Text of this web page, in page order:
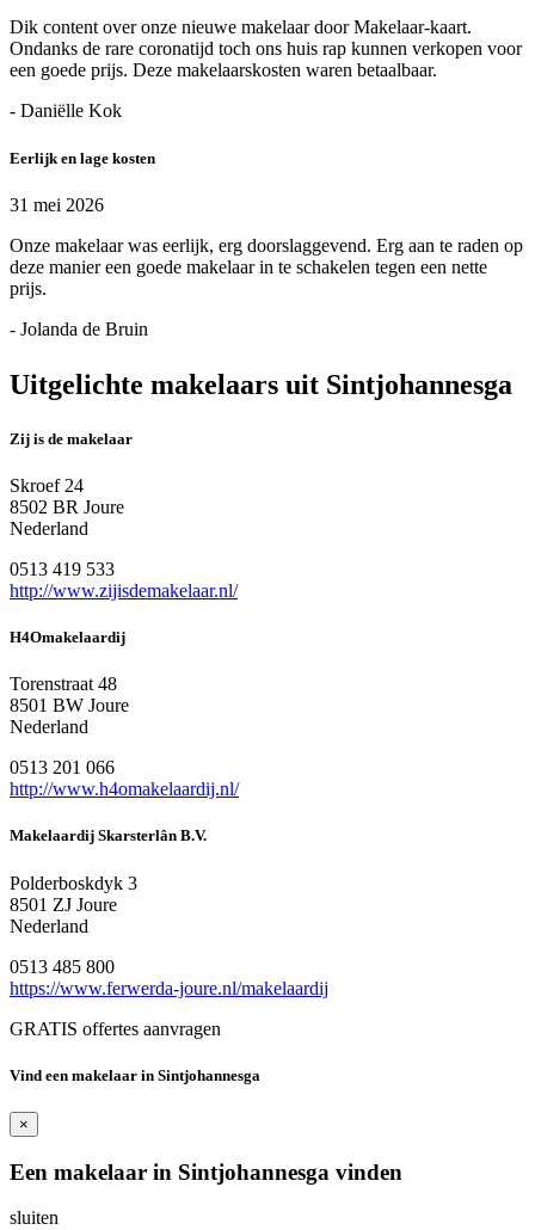
Dik content over onze nieuwe makelaar door Makelaar-kaart.
Ondanks de rare coronatijd toch ons huis rap kunnen verkopen voor
een goede prijs. Deze makelaarskosten waren betaalbaar.
- Daniëlle Kok
Eerlijk en lage kosten
31 mei 2026
Onze makelaar was eerlijk, erg doorslaggevend. Erg aan te raden op
deze manier een goede makelaar in te schakelen tegen een nette
prijs.
- Jolanda de Bruin
Uitgelichte makelaars uit Sintjohannesga
Zij is de makelaar
Skroef 24
8502 BR Joure
Nederland
0513 419 533
http://www.zijisdemakelaar.nl/
H4Omakelaardij
Torenstraat 48
8501 BW Joure
Nederland
0513 201 066
http://www.h4omakelaardij.nl/
Makelaardij Skarsterlân B.V.
Polderboskdyk 3
8501 ZJ Joure
Nederland
0513 485 800
https://www.ferwerda-joure.nl/makelaardij
GRATIS offertes aanvragen
Vind een makelaar in Sintjohannesga
×
Een makelaar in Sintjohannesga vinden
sluiten